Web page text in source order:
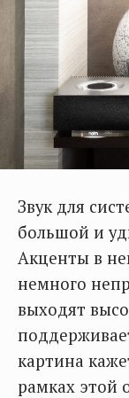
Звук для
большой и
Акценты в
немного
выходят
картина
рамках этой